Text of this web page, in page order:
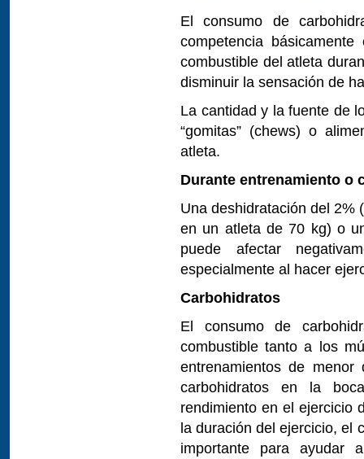
El consumo de
competencia
combustible del atleta
disminuir la sensación de
La cantidad y la fuente de
“gomitas” (chews) o
atleta.
Durante entrenamiento o
Una deshidratación del 2%
en un atleta de 70 kg) o
puede afectar
especialmente al hacer
Carbohidratos
El consumo de
combustible tanto a los
entrenamientos de
carbohidratos en la
rendimiento en el ejercicio
la duración del ejercicio, el
importante para ayudar